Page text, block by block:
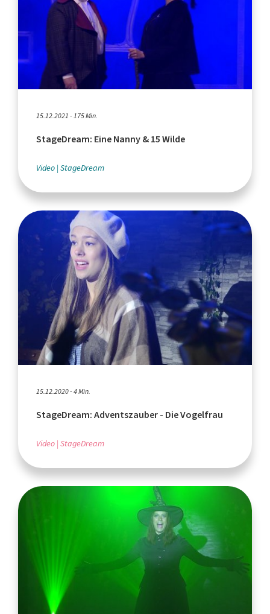
15.12.2021 - 175 Min.
StageDream: Eine Nanny & 15 Wilde
Video StageDream
15.12.2020 - 4 Min.
StageDream: Adventszauber - Die Vogelfrau
Video StageDream